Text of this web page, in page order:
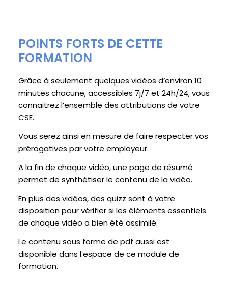
POINTS FORTS DE CETTE
FORMATION
Grâce à seulement quelques vidéos d’environ 10
minutes chacune, accessibles 7j/7 et 24h/24, vous
connaitrez l’ensemble des attributions de votre
CSE.
Vous serez ainsi en mesure de faire respecter vos
prérogatives par votre employeur.
A la fin de chaque vidéo, une page de résumé
permet de synthétiser le contenu de la vidéo.
En plus des vidéos, des quizz sont à votre
disposition pour vérifier si les éléments essentiels
de chaque vidéo a bien été assimilé.
Le contenu sous forme de pdf aussi est
disponible dans l’espace de ce module de
formation.